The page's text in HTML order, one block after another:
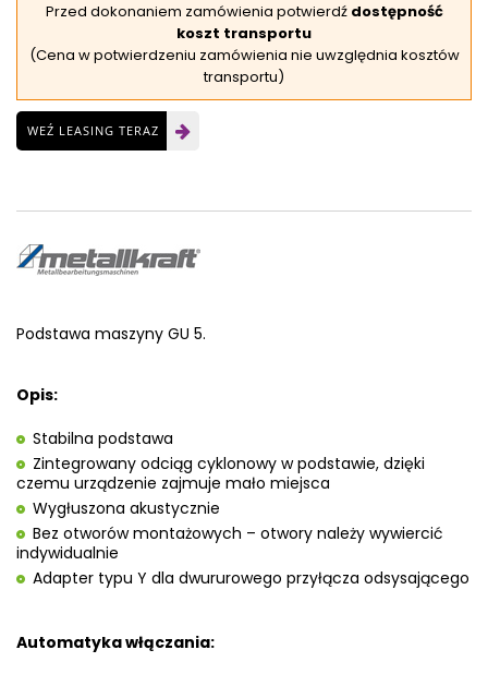
Przed dokonaniem zamówienia potwierdź dostępność
koszt transportu
(Cena w potwierdzeniu zamówienia nie uwzględnia kosztów
transportu)
WEŹ LEASING TERAZ
Podstawa maszyny GU 5.
Opis:
Stabilna podstawa
Zintegrowany odciąg cyklonowy w podstawie, dzięki
czemu urządzenie zajmuje mało miejsca
Wygłuszona akustycznie
Bez otworów montażowych – otwory należy wywiercić
indywidualnie
Adapter typu Y dla dwururowego przyłącza odsysającego
Automatyka włączania: